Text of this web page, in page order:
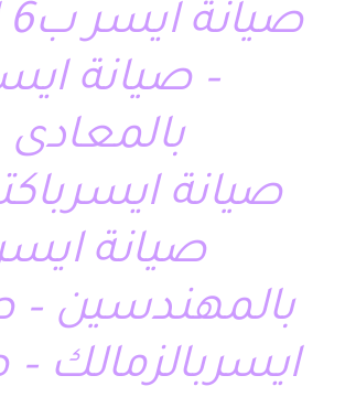
– صيانة
بالمعادى
صيانة
صيانة
بالمهندسين –
ايسربالزمالك –